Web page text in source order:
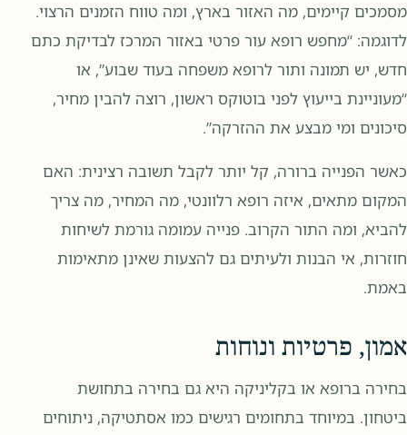
מסמכים קיימים, מה האזור בארץ, ומה טווח הזמנים הרצוי.
לדוגמה: “מחפש רופא עור פרטי באזור המרכז לבדיקת כתם
חדש, יש תמונה ותור לרופא משפחה בעוד שבוע”, או
“מעוניינת בייעוץ לפני בוטוקס ראשון, רוצה להבין מחיר,
סיכונים ומי מבצע את ההזרקה”.
כאשר הפנייה ברורה, קל יותר לקבל תשובה רצינית: האם
המקום מתאים, איזה רופא רלוונטי, מה המחיר, מה צריך
להביא, ומה התור הקרוב. פנייה עמומה גורמת לשיחות
חוזרות, אי הבנות ולעיתים גם להצעות שאינן מתאימות
באמת.
אמון, פרטיות ונוחות
בחירה ברופא או בקליניקה היא גם בחירה בתחושת
ביטחון. במיוחד בתחומים רגישים כמו אסתטיקה, ניתוחים